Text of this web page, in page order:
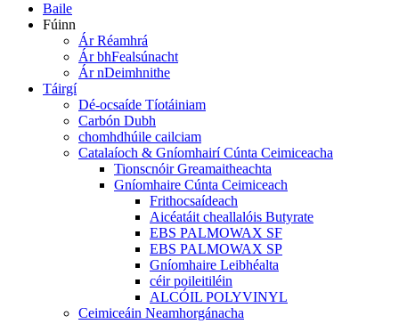
Baile
Fúinn
Ár Réamhrá
Ár bhFealsúnacht
Ár nDeimhnithe
Táirgí
Dé-ocsaíde Tíotáiniam
Carbón Dubh
chomhdhúile cailciam
Catalaíoch & Gníomhairí Cúnta Ceimiceacha
Tionscnóir Greamaitheachta
Gníomhaire Cúnta Ceimiceach
Frithocsaídeach
Aicéatáit cheallalóis Butyrate
EBS PALMOWAX SF
EBS PALMOWAX SP
Gníomhaire Leibhéalta
céir poileitiléin
ALCÓIL POLYVINYL
Ceimiceáin Neamhorgánacha